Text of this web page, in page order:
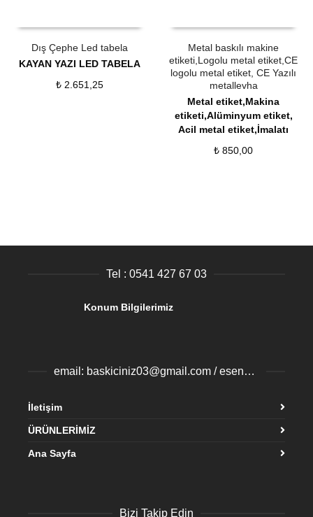
Dış Çephe Led tabela
KAYAN YAZI LED TABELA
₺2.651,25
Metal baskılı makine
etiketi,Logolu metal etiket,CE
logolu metal etiket, CE Yazılı
metallevha
Metal etiket,Makina
etiketi,Alüminyum etiket,
Acil metal etiket,İmalatı
₺ 850,00
Tel : 0541 427 67 03
Konum Bilgilerimiz
email: baskiciniz03@gmail.com / esenyurtbaski@gmail.com
İletişim
ÜRÜNLERİMİZ
Ana Sayfa
Bizi Takip Edin